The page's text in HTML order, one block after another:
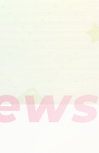
Home